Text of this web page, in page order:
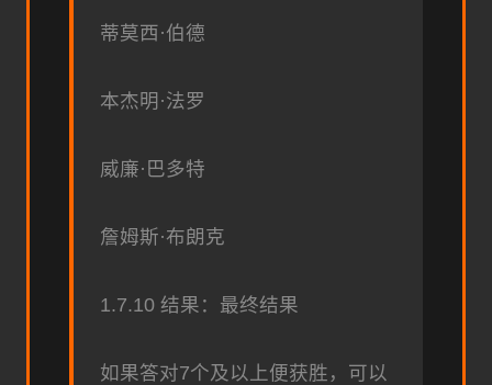
蒂莫西·伯德
本杰明·法罗
威廉·巴多特
詹姆斯·布朗克
1.7.10 结果：最终结果
如果答对7个及以上便获胜，可以